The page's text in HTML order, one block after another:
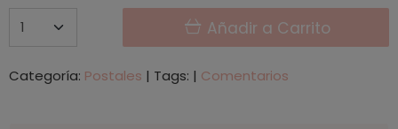
Añadir a Carrito
Categoría: Postales | Tags: | Comentarios